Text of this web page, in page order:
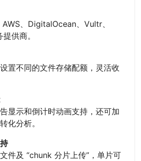
、DigitalOcean、Vultr、
供商。
置不同的文件存储配额，灵活收
显示和倒计时动画支持，还可加
化分析。
件及 “chunk 分片上传”，单片可